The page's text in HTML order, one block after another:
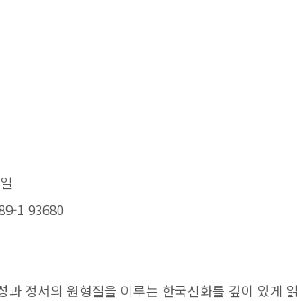
일
1 93680
과 정서의 원형질을 이루는 한국신화를 깊이 있게